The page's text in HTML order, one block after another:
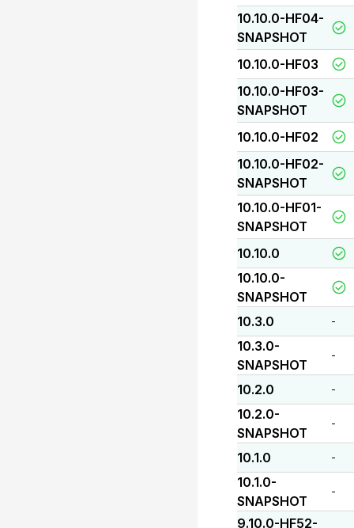
10.10.0-HF04-
SNAPSHOT
10.10.0-HF03
10.10.0-HF03-
SNAPSHOT
10.10.0-HF02
10.10.0-HF02-
SNAPSHOT
10.10.0-HF01-
SNAPSHOT
10.10.0
10.10.0-
SNAPSHOT
10.3.0
-
10.3.0-
SNAPSHOT
-
10.2.0 -
10.2.0-
SNAPSHOT
-
10.1.0 -
10.1.0-
SNAPSHOT
-
9.10.0-HF52-